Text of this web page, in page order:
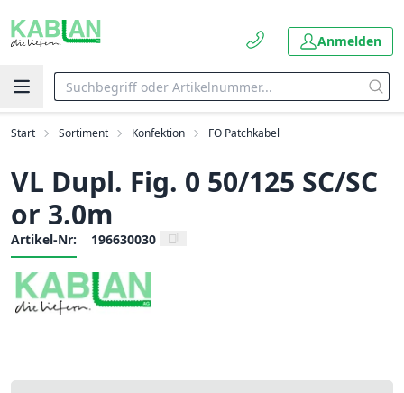
Anmelden
Start Sortiment Konfektion FO Patchkabel
VL Dupl. Fig. 0 50/125 SC/SC
or 3.0m
Artikel-Nr: 196630030